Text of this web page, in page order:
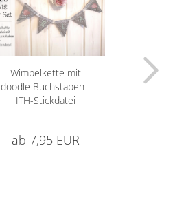
Wimpelkette mit
doodle Buchstaben -
ITH-Stickdatei
ab 7,95 EUR